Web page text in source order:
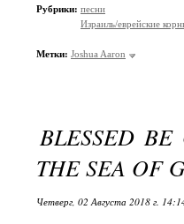
Рубрики: песни
Израиль/еврейские
Метки: Joshua Aaron
BLESSED
THE SEA OF
Четверг, 02 Августа 2018 г.